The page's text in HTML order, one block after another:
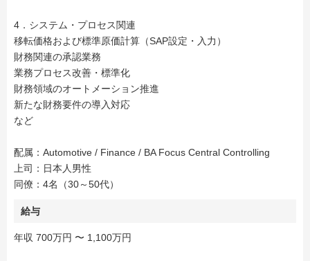
4．システム・プロセス関連
移転価格および標準原価計算（SAP設定・入力）
財務関連の承認業務
業務プロセス改善・標準化
財務領域のオートメーション推進
新たな財務要件の導入対応
など
配属：Automotive / Finance / BA Focus Central Controlling
上司：日本人男性
同僚：4名（30～50代）
給与
年収 700万円 〜 1,100万円